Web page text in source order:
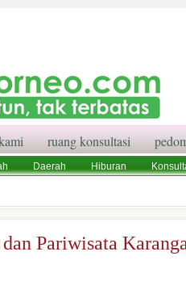
ruang konsultasi
Daerah Hiburan
Pariwisata